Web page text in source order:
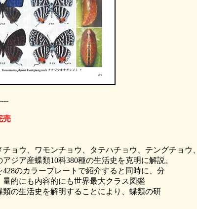
売
ョウ、ワモンチョウ、タテハチョウ、テングチョウ、
ジア産蝶類10科380種の生活史を克明に解説。
のカラープレートで紹介すると同時に、分
的にも内容的にも世界最大クラス図鑑
の生活史を解明することにより、蝶類の研